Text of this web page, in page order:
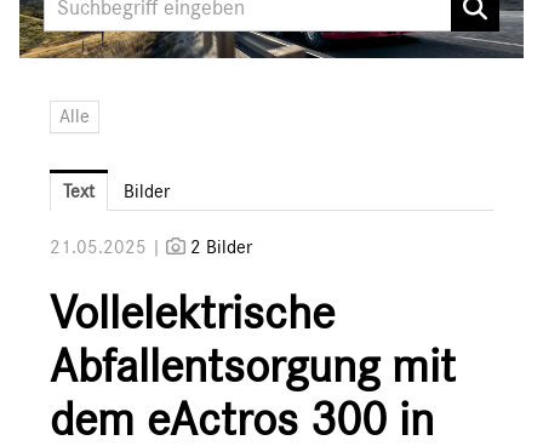
Mercedes-Benz
Unimog
Media
Downloads
Alle
Text Bilder
21.05.2025 | 2 Bilder
Vollelektrische
Abfallentsorgung mit
dem eActros 300 in